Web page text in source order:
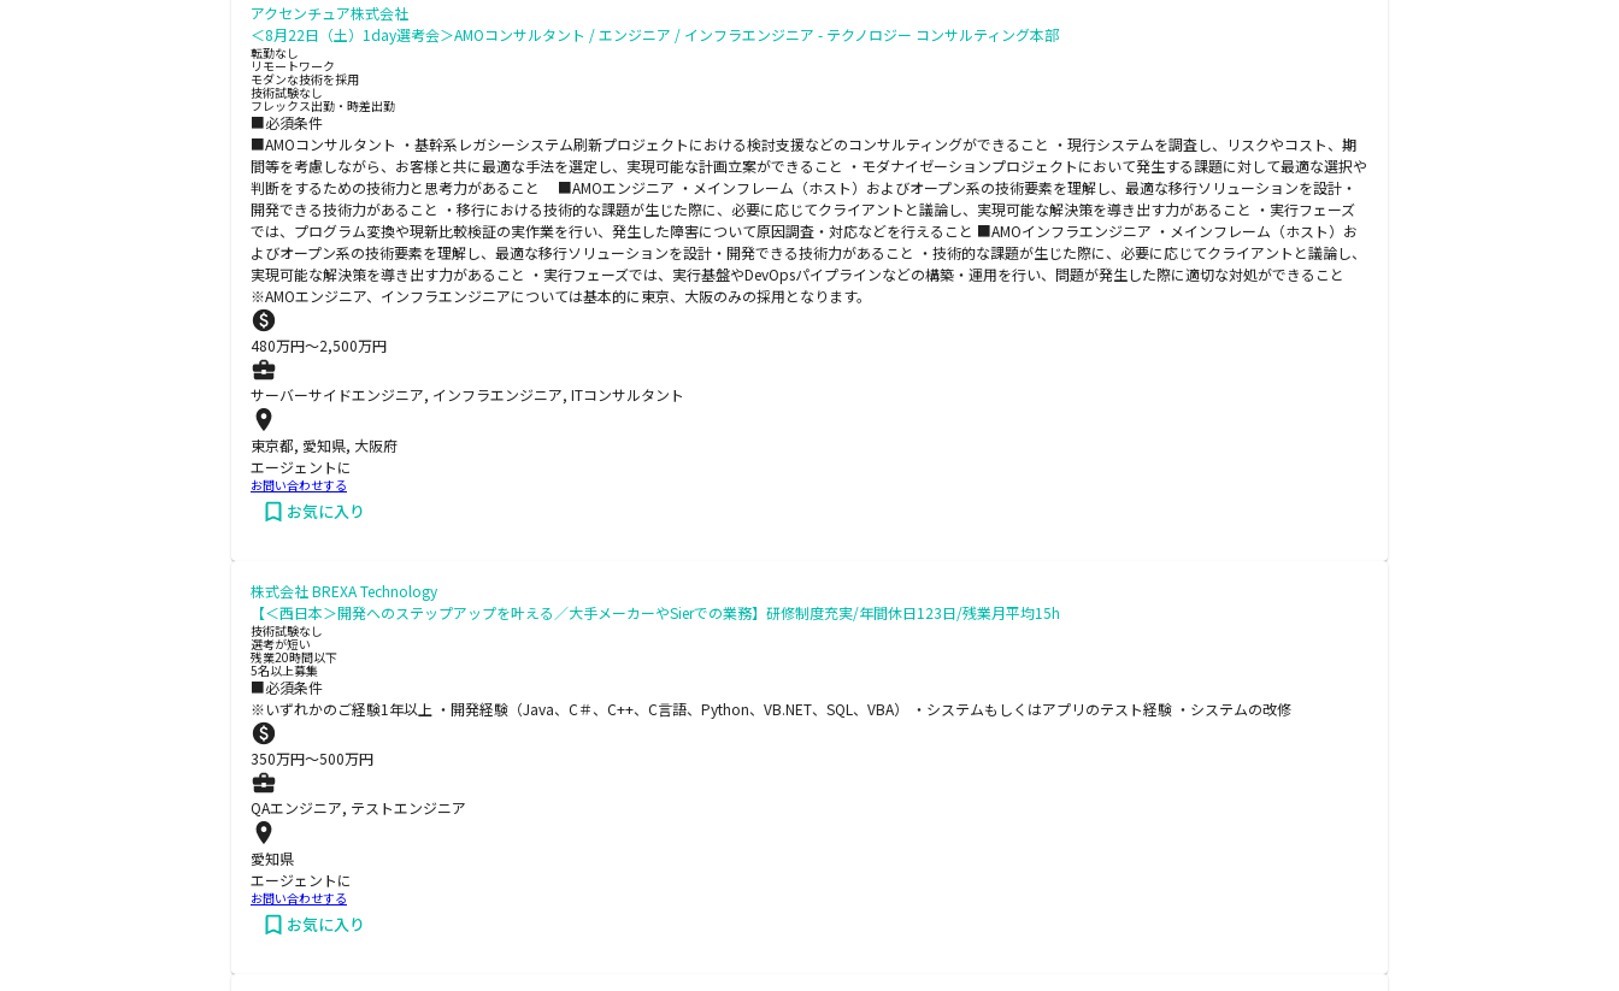
アクセンチュア株式会社
＜8月22日（土）1day選考会＞AMOコンサルタント / エンジニア / インフラエンジニア - テクノロジー コンサルティング本部
転勤なし
リモートワーク
モダンな技術を採用
技術試験なし
フレックス出勤・時差出勤
■必須条件
■AMOコンサルタント ・基幹系レガシーシステム刷新プロジェクトにおける検討支援などのコンサルティングができること ・現行システムを調査し、リスクやコスト、期
間等を考慮しながら、お客様と共に最適な手法を選定し、実現可能な計画立案ができること ・モダナイゼーションプロジェクトにおいて発生する課題に対して最適な選択や
判断をするための技術力と思考力があること ■AMOエンジニア ・メインフレーム（ホスト）およびオープン系の技術要素を理解し、最適な移行ソリューションを設計・
開発できる技術力があること ・移行における技術的な課題が生じた際に、必要に応じてクライアントと議論し、実現可能な解決策を導き出す力があること ・実行フェーズ
では、プログラム変換や現新比較検証の実作業を行い、発生した障害について原因調査・対応などを行えること ■AMOインフラエンジニア ・メインフレーム（ホスト）お
よびオープン系の技術要素を理解し、最適な移行ソリューションを設計・開発できる技術力があること ・技術的な課題が生じた際に、必要に応じてクライアントと議論し、
実現可能な解決策を導き出す力があること ・実行フェーズでは、実行基盤やDevOpsパイプラインなどの構築・運用を行い、問題が発生した際に適切な対処ができること
※AMOエンジニア、インフラエンジニアについては基本的に東京、大阪のみの採用となります。
480万円〜2,500万円
サーバーサイドエンジニア, インフラエンジニア, ITコンサルタント
東京都, 愛知県, 大阪府
エージェントに
お問い合わせする
お気に入り
株式会社 BREXA Technology
【＜西日本＞開発へのステップアップを叶える／大手メーカーやSierでの業務】研修制度充実/年間休日123日/残業月平均15h
技術試験なし
選考が短い
残業20時間以下
5名以上募集
■必須条件
※いずれかのご経験1年以上 ・開発経験（Java、C＃、C++、C言語、Python、VB.NET、SQL、VBA） ・システムもしくはアプリのテスト経験 ・システムの改修
350万円〜500万円
QAエンジニア, テストエンジニア
愛知県
エージェントに
お問い合わせする
お気に入り